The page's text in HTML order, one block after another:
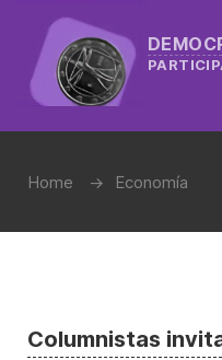
Home Economía
Columnistas